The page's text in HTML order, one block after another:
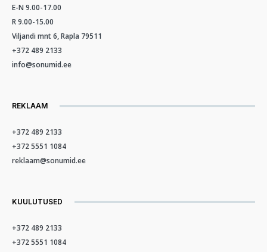
E-N 9.00-17.00
R 9.00-15.00
Viljandi mnt 6, Rapla 79511
+372 489 2133
info@sonumid.ee
REKLAAM
+372 489 2133
+372 5551 1084
reklaam@sonumid.ee
KUULUTUSED
+372 489 2133
+372 5551 1084